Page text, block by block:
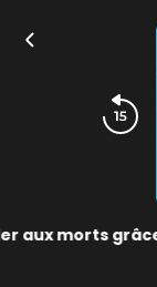
aux morts